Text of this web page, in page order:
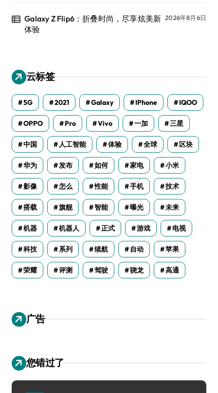
Galaxy Z Flip6：折叠时尚，尽享炫美新
体验
2026年8月6日
云标签
5G 2021 Galaxy IPhone IQOO
OPPO Pro Vivo 一加 三星
中国 人工智能 体验 全球 区块
华为 发布 如何 家电 小米
影像 怎么 性能 手机 技术
搭载 旗舰 智能 曝光 未来
机器 机器人 正式 游戏 电视
科技 系列 续航 自动 苹果
荣耀 评测 驾驶 骁龙 高通
广告
您错过了